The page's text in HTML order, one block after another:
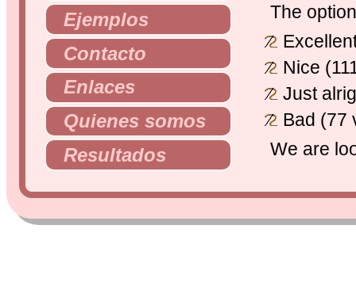
Ejemplos
Contacto
Enlaces
Quienes somos
Resultados
The
Nice
Just
Bad (77
We are